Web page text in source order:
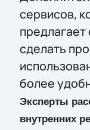
сервисов,
сделать
более
Эксперты
внутренних